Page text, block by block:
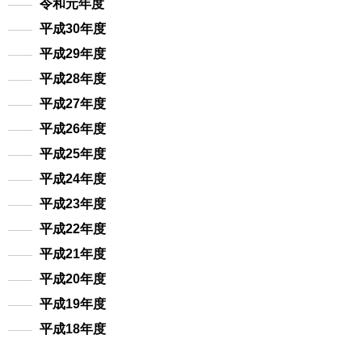
令和元年度
平成30年度
平成29年度
平成28年度
平成27年度
平成26年度
平成25年度
平成24年度
平成23年度
平成22年度
平成21年度
平成20年度
平成19年度
平成18年度